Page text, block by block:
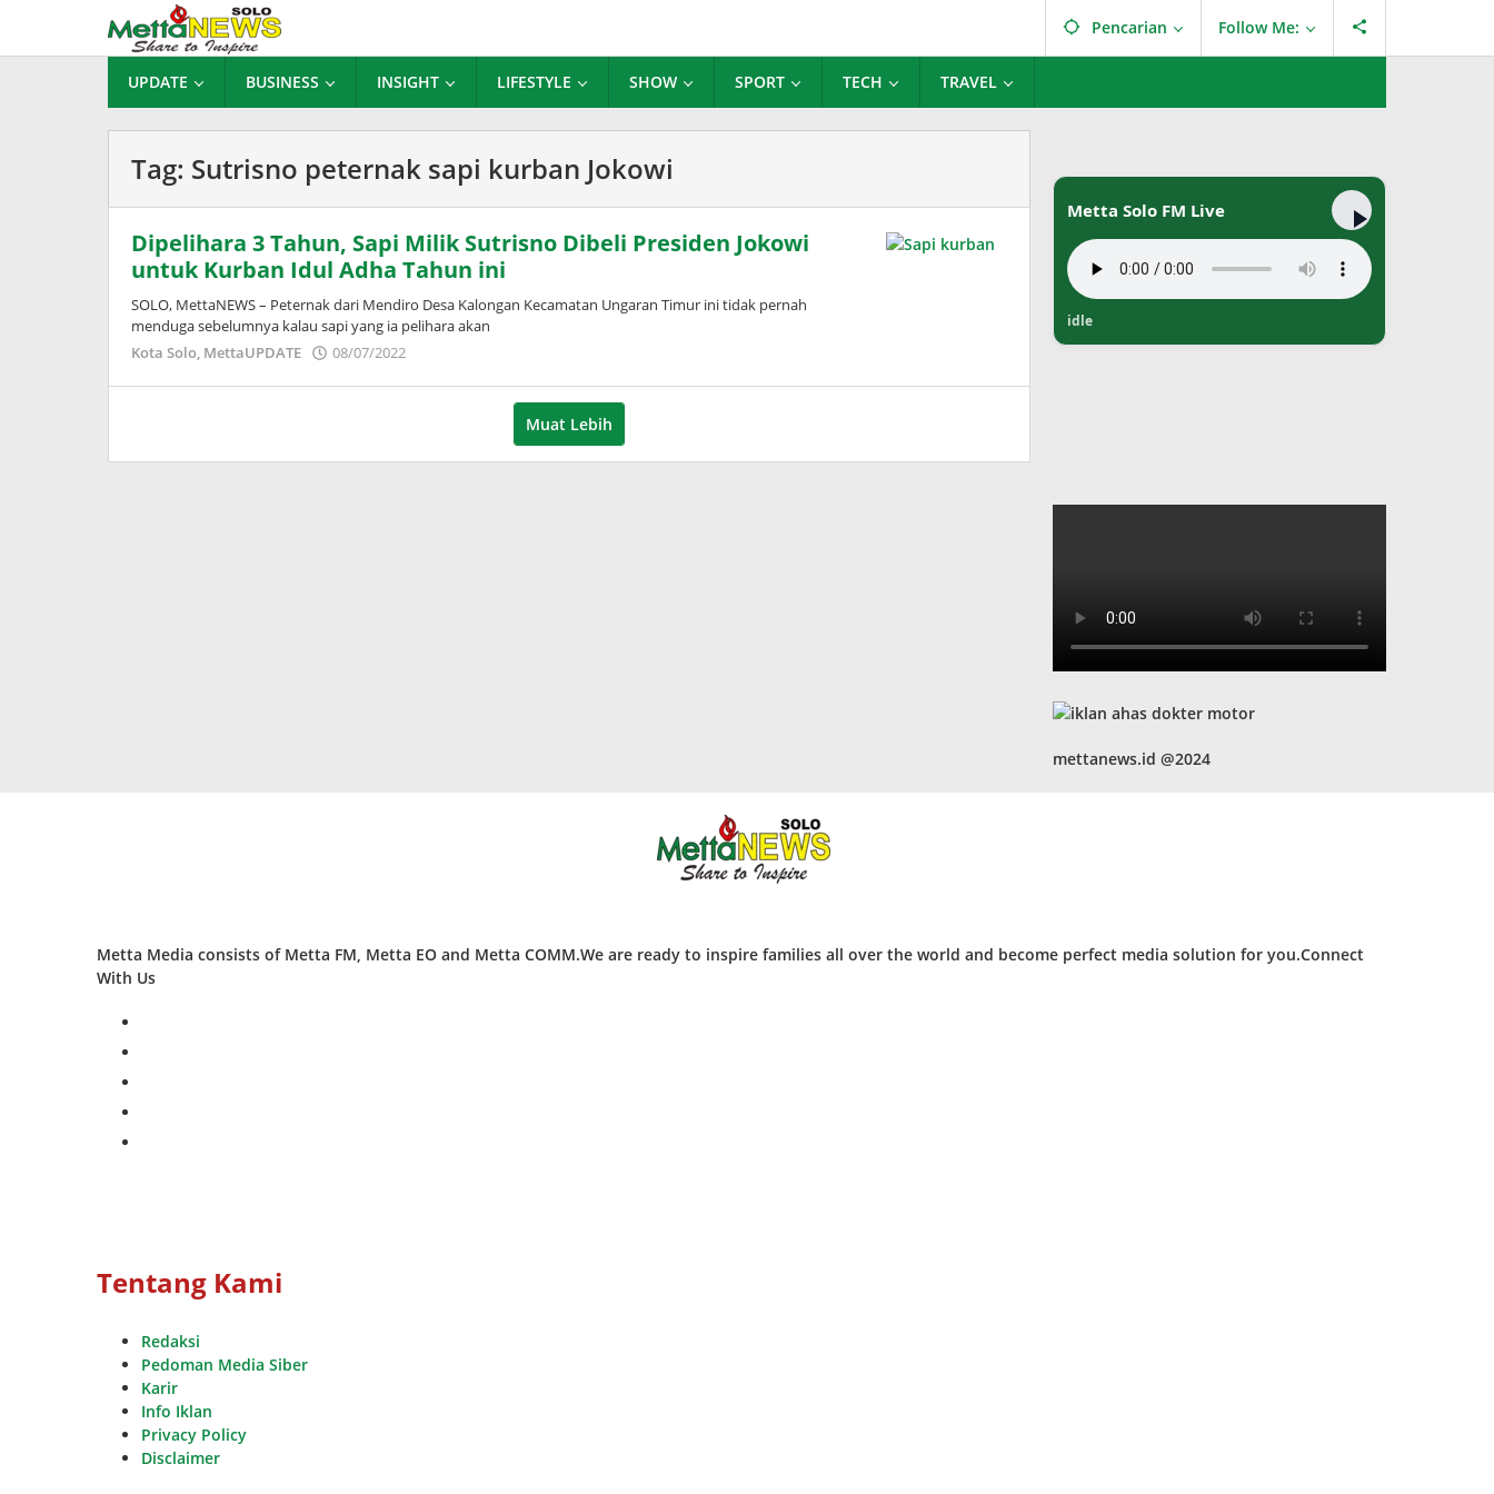
konten
Pencarian Follow Me:
UPDATE BUSINESS INSIGHT LIFESTYLE SHOW SPORT TECH TRAVEL
Tag: Sutrisno peternak sapi kurban Jokowi
Dipelihara 3 Tahun, Sapi Milik Sutrisno Dibeli Presiden Jokowi
untuk Kurban Idul Adha Tahun ini
SOLO, MettaNEWS – Peternak dari Mendiro Desa Kalongan Kecamatan Ungaran Timur ini tidak pernah
menduga sebelumnya kalau sapi yang ia pelihara akan
Kota Solo, MettaUPDATE 08/07/2022
Muat Lebih
Metta Solo FM Live
idle
mettanews.id @2024
Metta Media consists of Metta FM, Metta EO and Metta COMM.We are ready to inspire families all over the world and become perfect media solution for you.Connect
With Us
Tentang Kami
Redaksi
Pedoman Media Siber
Karir
Info Iklan
Privacy Policy
Disclaimer